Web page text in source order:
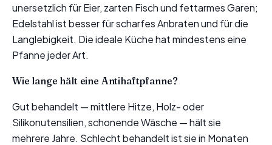
unersetzlich für Eier, zarten Fisch und fettarmes Garen;
Edelstahl ist besser für scharfes Anbraten und für die
Langlebigkeit. Die ideale Küche hat mindestens eine
Pfanne jeder Art.
Wie lange hält eine Antihaftpfanne?
Gut behandelt — mittlere Hitze, Holz- oder
Silikonutensilien, schonende Wäsche — hält sie
mehrere Jahre. Schlecht behandelt ist sie in Monaten